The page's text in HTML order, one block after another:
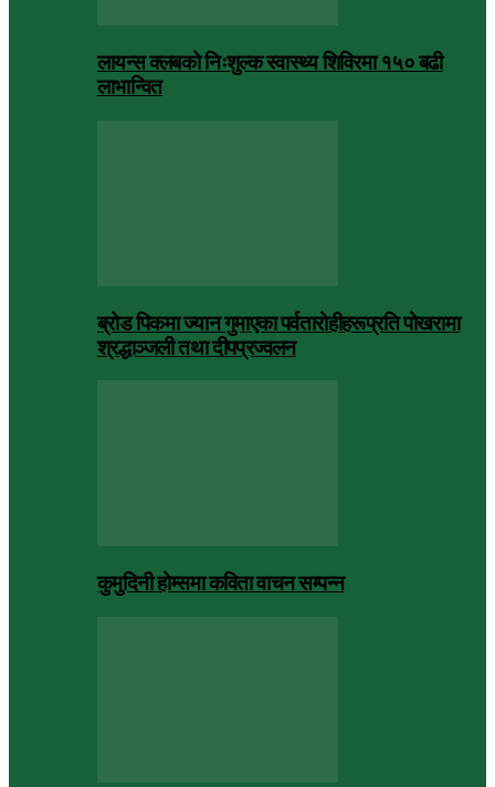
लायन्स क्लबको निःशुल्क स्वास्थ्य शिविरमा १५० बढी
लाभान्वित
ब्रोड पिकमा ज्यान गुमाएका पर्वतारोहीहरूप्रति पोखरामा
श्रद्धाञ्जली तथा दीपप्रज्वलन
कुमुदिनी होम्समा कविता वाचन सम्पन्न